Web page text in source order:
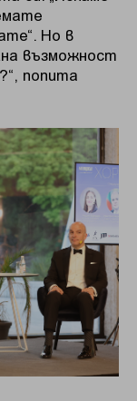
Но в
възможност
попита